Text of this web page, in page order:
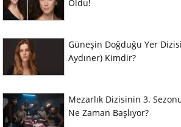
Oldu!
Güneşin Doğduğu Yer
Aydıner) Kimdir?
Mezarlık Dizisinin 3.
Ne Zaman Başlıyor?